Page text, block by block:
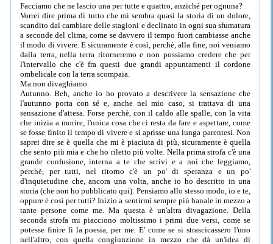
Facciamo che ne lascio una per tutte e quattro, anziché per ognuna?
Vorrei dire prima di tutto che mi sembra quasi la storia di un dolore,
scandito dal cambiare delle stagioni e declinato in ogni sua sfumatura
a seconde del clima, come se davvero il tempo fuori cambiasse anche
il modo di vivere. E sicuramente è così, perchè, alla fine, noi veniamo
dalla terra, nella terra ritorneremo e non possiamo credere che per
l'intervallo che c'è fra questi due grandi appuntamenti il cordone
ombelicale con la terra scompaia.
Ma non divaghiamo.
Autunno. Beh, anche io ho provato a descrivere la sensazione che
l'autunno porta con sé e, anche nel mio caso, si trattava di una
sensazione d'attesa. Forse perchè, con il caldo alle spalle, con la vita
che inizia a morire, l'unica cosa che ci resta da fare e aspettare, come
se fosse finito il tempo di vivere e si aprisse una lunga parentesi. Non
saprei dire se è quella che mi è piaciuta di più, sicuramente è quella
che sento più mia e che ho riletto più volte. Nella prima strofa c'è una
grande confusione, interna a te che scrivi e a noi che leggiamo,
perchè, per tutti, nel ritorno c'è un po' di speranza e un po'
d'inquietudine che, ancora una volta, anche io ho descritto in una
storia (che non ho pubblicato qui). Pensiamo allo stesso modo, io e te,
oppure è così per tutti? Inizio a sentirmi sempre più banale in mezzo a
tante persone come me. Ma questa è un'altra divagazione. Della
seconda strofa mi piacciono moltissimo i primi due versi, come se
potesse finire lì la poesia, per me. E' come se si strascicassero l'uno
nell'altro, con quella congiunzione in mezzo che dà un'idea di